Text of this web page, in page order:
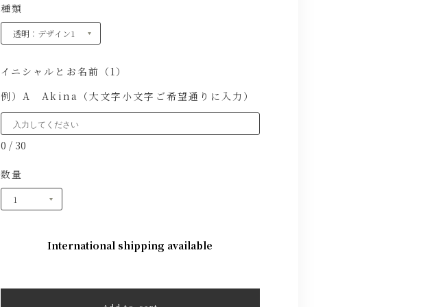
種類
イニシャルとお名前（1）
例）A Akina（大文字小文字ご希望通りに入力）
0 / 30
数量
International shipping available